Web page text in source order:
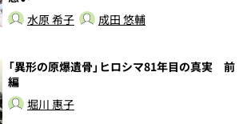
水原 希子
成田 悠輔
「異形の原爆遺骨」ヒロシマ81年目の真実 前
編
堀川 惠子